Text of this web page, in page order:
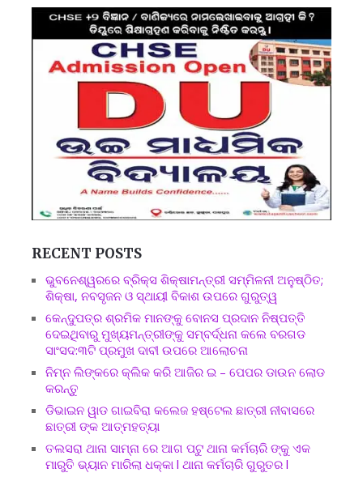
RECENT POSTS
ଭୁବନେଶ୍ୱରରେ ବ୍ରିକ୍ସ ଶିକ୍ଷାମନ୍ତ୍ରୀ ସମ୍ମିଳନୀ ଅନୁଷ୍ଠିତ;
ଶିକ୍ଷା, ନବସୃଜନ ଓ ସ୍ଥାୟୀ ବିକାଶ ଉପରେ ଗୁରୁତ୍ୱ
କେନ୍ଦୁପତ୍ର ଶ୍ରମିକ ମାନଙ୍କୁ ବୋନସ ପ୍ରଦାନ ନିଷ୍ପତ୍ତି
ଦେଇଥିବାରୁ ମୁଖ୍ୟମନ୍ତ୍ରୀଙ୍କୁ ସମ୍ବର୍ଦ୍ଧନା କଲେ ବରଗଡ
ସାଂସଦ:୩ଟି ପ୍ରମୁଖ ଦାବୀ ଉପରେ ଆଲୋଚନା
ନିମ୍ନ ଲିଙ୍କରେ କ୍ଲିକ କରି ଆଜିର ଇ – ପେପର ଡାଉନ ଲୋଡ
କରନ୍ତୁ
ଡିଭାଇନ ୱାଡ ଗାଇବିରା କଲେଜ ହଷ୍ଟେଲ ଛାତ୍ରୀ ନୀବାସରେ
ଛାତ୍ରୀ ଙ୍କ ଆତ୍ମହତ୍ୟା
ତଲସରା ଥାନା ସାମ୍ନା ରେ ଆଗ ପଟୁ ଥାନା କର୍ମଚାରି ଙ୍କୁ ଏକ
ମାରୁତି ଭ୍ୟାନ ମାରିଲା ଧକ୍କା l ଥାନା କର୍ମଚାରି ଗୁରୁତର l